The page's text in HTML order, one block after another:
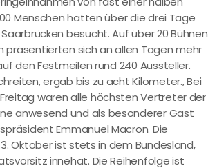
Menschen hatten über die drei Tage
besucht. Auf über 20 Bühnen
präsentierten sich an allen Tagen mehr
den Festmeilen rund 240 Aussteller.
ergab bis zu acht Kilometer., Bei
waren alle höchsten Vertreter der
anwesend und als besonderer Gast
Emmanuel Macron. Die
Oktober ist stets in dem Bundesland,
innehat. Die Reihenfolge ist